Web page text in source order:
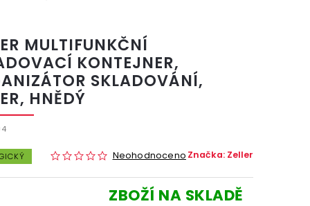
MULTIFUNKČNÍ
KONTEJNER,
SKLADOVÁNÍ,
HNĚDÝ
Neohodnoceno Značka: Zeller
ZBOŽÍ NA SKLADĚ